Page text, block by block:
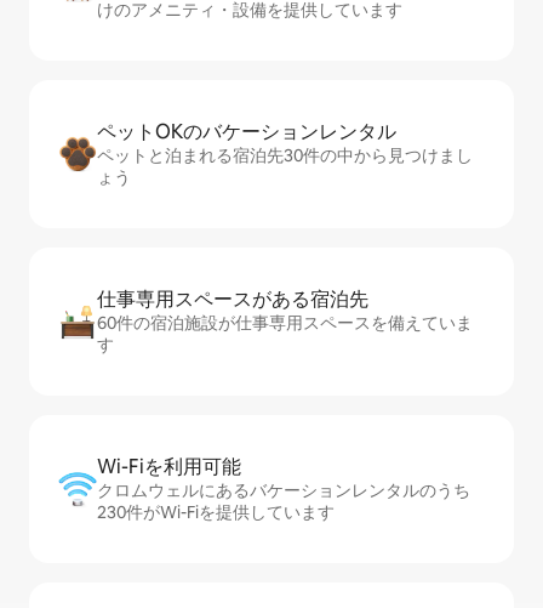
けのアメニティ・設備を提供しています
ペットOKのバ⁠ケ⁠ー⁠シ⁠ョ⁠ンレ⁠ン⁠タ⁠ル
ペットと泊まれる宿泊先30件の中から見つけまし
ょう
仕事専用ス⁠ペ⁠ー⁠スがあ⁠る宿⁠泊⁠先
60件の宿泊施設が仕事専用スペースを備えていま
す
Wi-Fiを利⁠用⁠可⁠能
クロムウェルにあるバケーションレンタルのうち
230件がWi-Fiを提供しています